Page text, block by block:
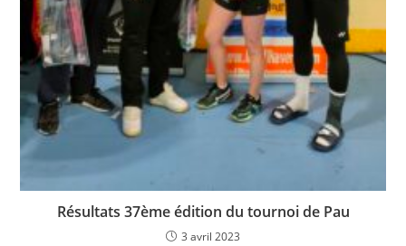
Résultats 37ème édition du tournoi de Pau
3 avril 2023